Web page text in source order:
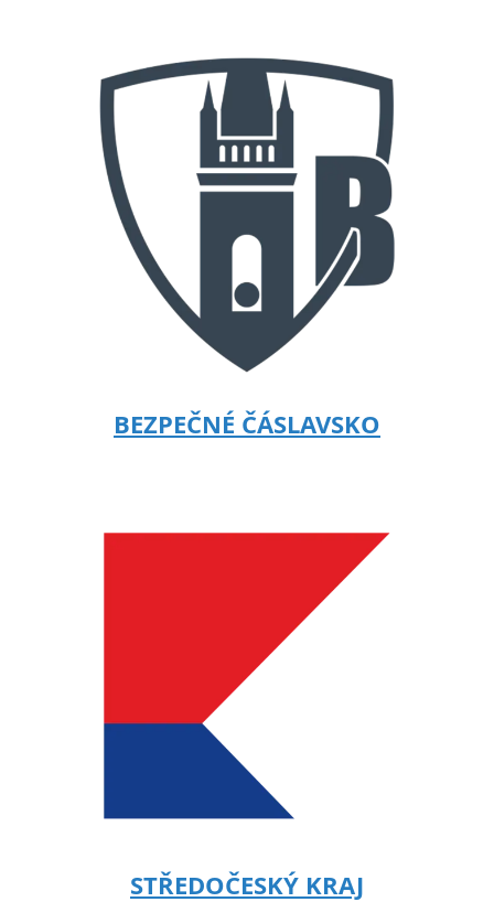
BEZPEČNÉ ČÁSLAVSKO
STŘEDOČESKÝ KRAJ